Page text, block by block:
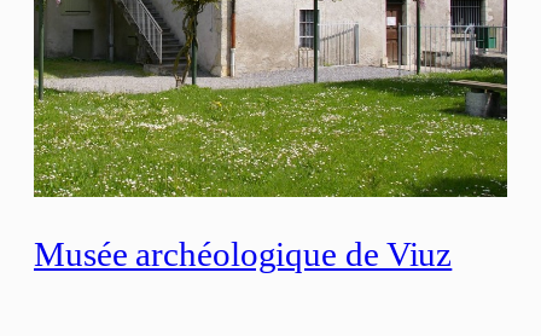
Musée archéologique de Viuz